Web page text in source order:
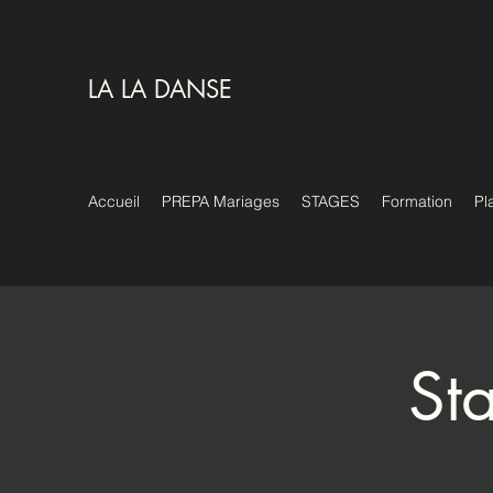
LA LA DANSE
Accueil PREPA Mariages STAGES Formation